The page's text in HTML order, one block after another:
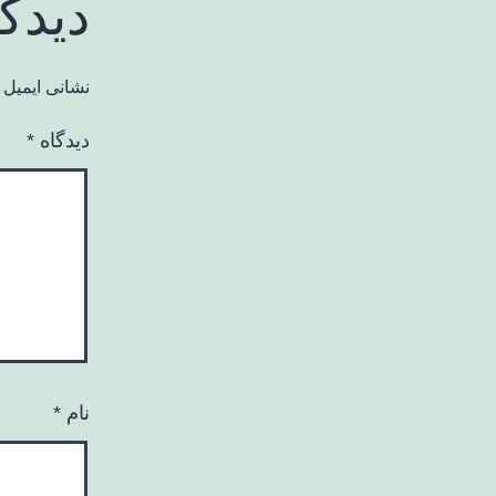
نشانی
دیدگاه *
نام *